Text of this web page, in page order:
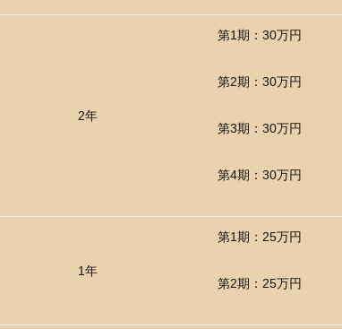
2年
第1期：30万円
第2期：30万円
第3期：30万円
第4期：30万円
1年
第1期：25万円
第2期：25万円